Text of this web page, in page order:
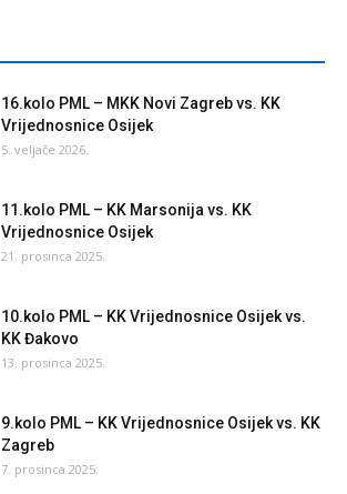
16.kolo PML – MKK Novi Zagreb vs. KK
Vrijednosnice Osijek
5. veljače 2026.
11.kolo PML – KK Marsonija vs. KK
Vrijednosnice Osijek
21. prosinca 2025.
10.kolo PML – KK Vrijednosnice Osijek vs.
KK Đakovo
13. prosinca 2025.
9.kolo PML – KK Vrijednosnice Osijek vs. KK
Zagreb
7. prosinca 2025.